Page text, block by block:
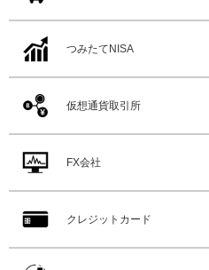
つみたてNISA
仮想通貨取引所
FX会社
クレジットカード